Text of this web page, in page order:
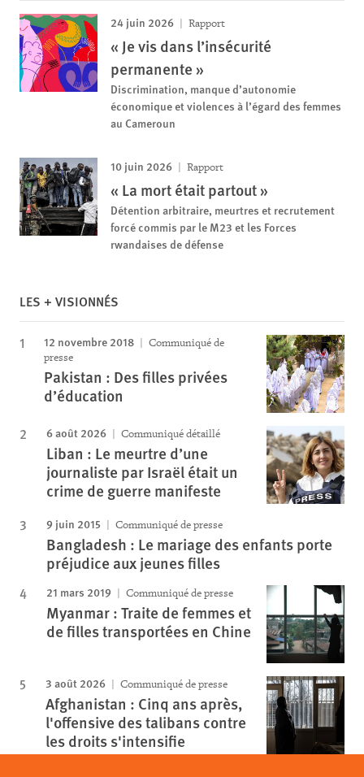
24 juin 2026 Rapport
« Je vis dans l’insécurité
permanente »
Discrimination, manque d’autonomie
économique et violences à l’égard des femmes
au Cameroun
10 juin 2026 Rapport
« La mort était partout »
Détention arbitraire, meurtres et recrutement
forcé commis par le M23 et les Forces
rwandaises de défense
LES + VISIONNÉS
12 novembre 2018
Communiqué de
presse
Pakistan : Des filles privées
d’éducation
6 août 2026 Communiqué détaillé
Liban : Le meurtre d’une
journaliste par Israël était un
crime de guerre manifeste
9 juin 2015 Communiqué de presse
Bangladesh : Le mariage des enfants porte
préjudice aux jeunes filles
21 mars 2019 Communiqué de presse
Myanmar : Traite de femmes et
de filles transportées en Chine
3 août 2026 Communiqué de presse
Afghanistan : Cinq ans après,
l'offensive des talibans contre
les droits s'intensifie